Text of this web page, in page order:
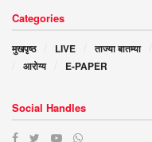
Categories
मुखपृष्ठ LIVE ताज्या बातम्या
आरोग्य
E-PAPER
Social Handles